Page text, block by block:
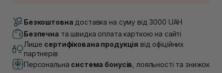
В наявності
Самовивіз м. Луцьк, вул. Винниченка 4
В наявності
Самовивіз м. Львів, вул. Академіка Підстригача, 1В
(Duck’s Lake)
В наявності
Безкоштовна доставка на суму від 3000 UAH
Безпечна та швидка оплата карткою на сайті
Лише сертифікована продукція від офіційних
партнерів
Персональна система бонусів , лояльності та знижок